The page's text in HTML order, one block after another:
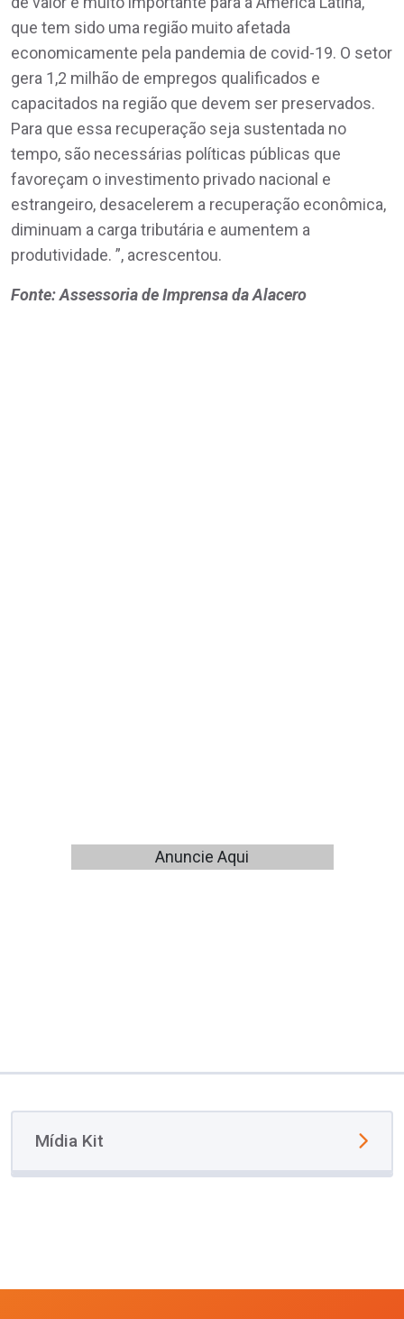
que tem sido uma região muito afetada
economicamente pela pandemia de covid-19. O setor
gera 1,2 milhão de empregos qualificados e
capacitados na região que devem ser preservados.
Para que essa recuperação seja sustentada no
tempo, são necessárias políticas públicas que
favoreçam o investimento privado nacional e
estrangeiro, desacelerem a recuperação econômica,
diminuam a carga tributária e aumentem a
produtividade. ”, acrescentou.
Fonte: Assessoria de Imprensa da Alacero
Anuncie Aqui
Mídia Kit